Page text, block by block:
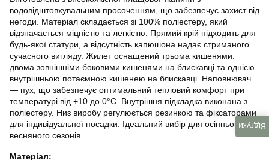
водовідштовхувальним просоченням, що забезпечує захист від
негоди. Матеріал складається зі 100% поліестеру, який
відзначається міцністю та легкістю. Прямий крій підходить для
будь-якої статури, а відсутність капюшона надає стриманого
сучасного вигляду. Жилет оснащений трьома кишенями:
двома зовнішніми боковими кишенями на блискавці та однією
внутрішньою потаємною кишенею на блискавці. Наповнювач
— пух, що забезпечує оптимальний тепловий комфорт при
температурі від +10 до 0°C. Внутрішня підкладка виконана з
поліестеру. Низ виробу регулюється резинкою та фіксаторами
для індивідуальної посадки. Ідеальний вибір для осіннього та
весняного сезонів.
Матеріал:
Відгуки